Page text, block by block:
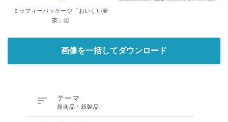
ミッフィーパッケージ「おいしい麦
茶」④
画像を一括してダウンロード
 テーマ
新商品・新製品